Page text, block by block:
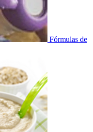
Fórmulas de